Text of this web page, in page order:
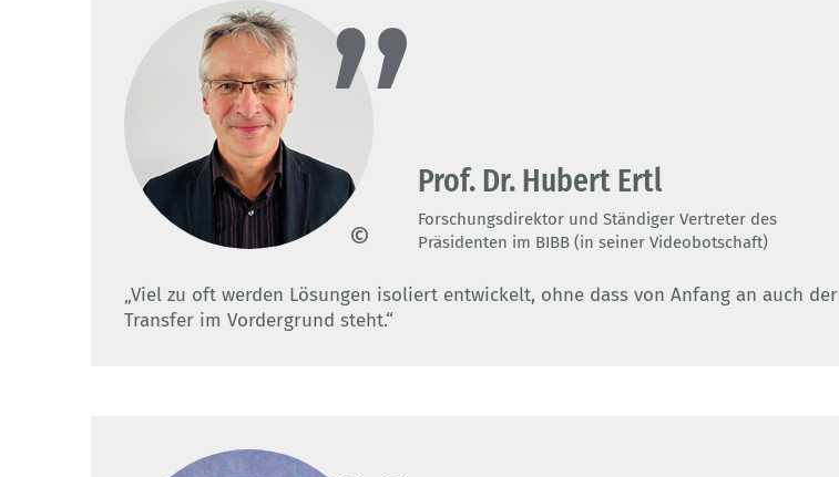
Prof. Dr. Hubert Ertl
Forschungsdirektor und Ständiger Vertreter des
Präsidenten im BIBB (in seiner Videobotschaft)
„Viel zu oft werden Lösungen isoliert entwickelt, ohne dass von Anfang an auch der
Transfer im Vordergrund steht.“